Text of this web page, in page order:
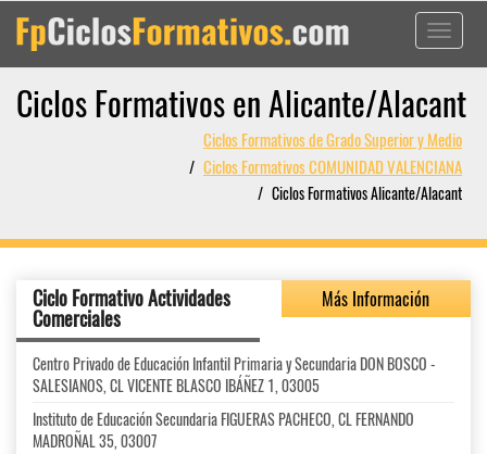
Toggle
Ciclos Formativos en Alicante/Alacant
Ciclos Formativos de Grado Superior y Medio
Ciclos Formativos COMUNIDAD VALENCIANA
Ciclos Formativos Alicante/Alacant
Ciclo Formativo Actividades
Comerciales
Más Información
Centro Privado de Educación Infantil Primaria y Secundaria DON BOSCO -
SALESIANOS, CL VICENTE BLASCO IBÁÑEZ 1, 03005
Instituto de Educación Secundaria FIGUERAS PACHECO, CL FERNANDO
MADROÑAL 35, 03007